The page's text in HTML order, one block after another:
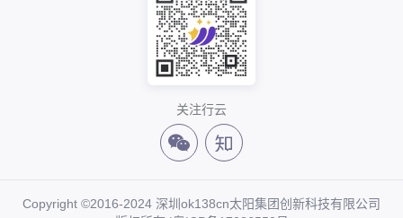
关注行云
Copyright ©2016-2024 深圳ok138cn太阳集团创新科技有限公司